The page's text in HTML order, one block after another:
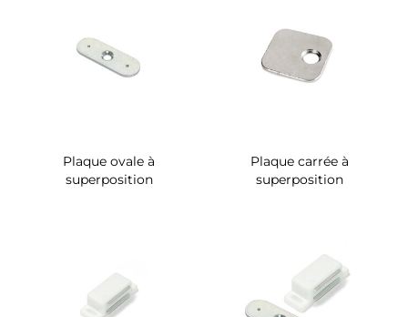
Plaque ovale à
superposition
Plaque carrée à
superposition